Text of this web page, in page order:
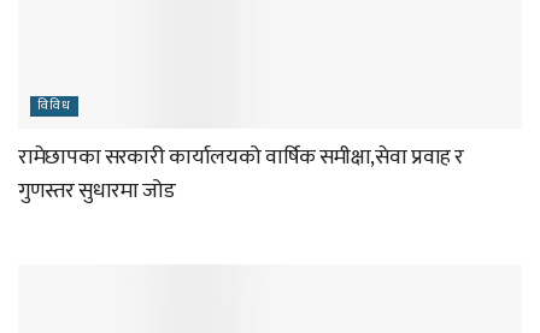
विविध
रामेछापका सरकारी कार्यालयको वार्षिक समीक्षा,सेवा प्रवाह र
गुणस्तर सुधारमा जोड